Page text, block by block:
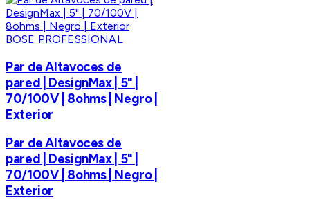
BOSE PROFESSIONAL
Par de Altavoces de
pared | DesignMax | 5" |
70/100V | 8ohms | Negro |
Exterior
Par de Altavoces de
pared | DesignMax | 5" |
70/100V | 8ohms | Negro |
Exterior